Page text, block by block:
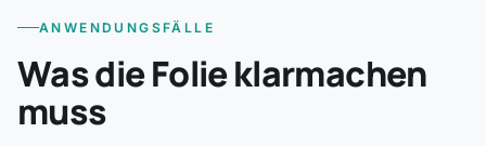
ANWENDUNGSFÄLLE
Was die Folie klarmachen
muss